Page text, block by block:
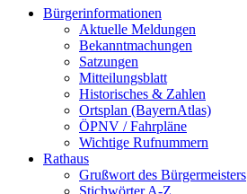
Bürgerinformationen
Aktuelle Meldungen
Bekanntmachungen
Satzungen
Mitteilungsblatt
Historisches & Zahlen
Ortsplan (BayernAtlas)
ÖPNV / Fahrpläne
Wichtige Rufnummern
Rathaus
Grußwort des Bürgermeisters
Stichwörter A-Z